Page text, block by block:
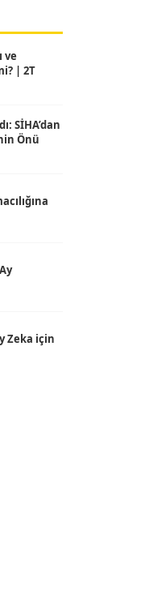
ve
| 2T
SİHA’dan
Önü
Zeka için